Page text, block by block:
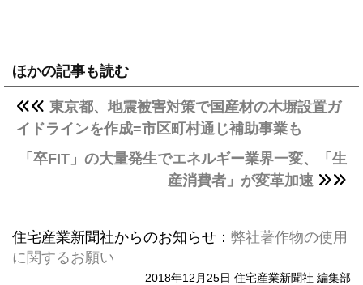
ほかの記事も読む
東京都、地震被害対策で国産材の木塀設置ガ
イドラインを作成=市区町村通じ補助事業も
「卒FIT」の大量発生でエネルギー業界一変、「生
産消費者」が変革加速
住宅産業新聞社からのお知らせ： 弊社著作物の使用
に関するお願い
2018年12月25日 住宅産業新聞社 編集部